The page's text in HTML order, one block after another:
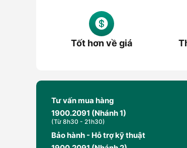
Tốt hơn về giá
Tư vấn mua hàng
1900.2091 (Nhánh 1)
(Từ 8h30 - 21h30)
Bảo hành - Hỗ trợ kỹ thuật